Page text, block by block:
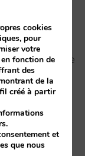
plus élevé
la chambre de
quelques
négative.
le régime
personnes,
cookies
pour
votre
fonction de
des
de la
créé à partir
et
que nous